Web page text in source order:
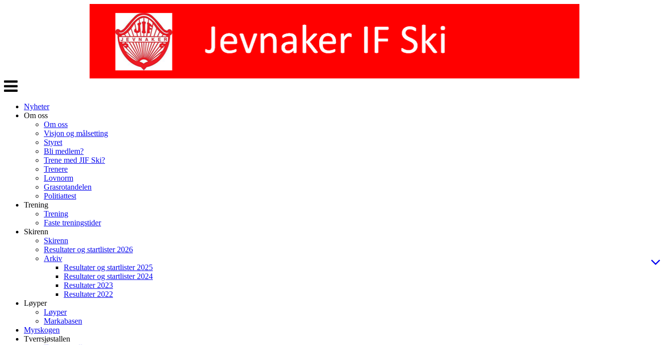
Veksle
navigasjon
Nyheter
Om oss
Om oss
Visjon og målsetting
Styret
Bli medlem?
Trene med JIF Ski?
Trenere
Lovnorm
Grasrotandelen
Politiattest
Trening
Trening
Faste treningstider
Skirenn
Skirenn
Resultater og startlister 2026
Arkiv
Resultater og startlister 2025
Resultater og startlister 2024
Resultater 2023
Resultater 2022
Løyper
Løyper
Markabasen
Myrskogen
Tverrsjøstallen